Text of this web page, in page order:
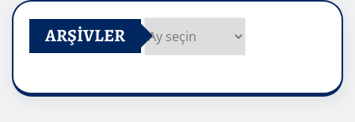
ARŞIVLER